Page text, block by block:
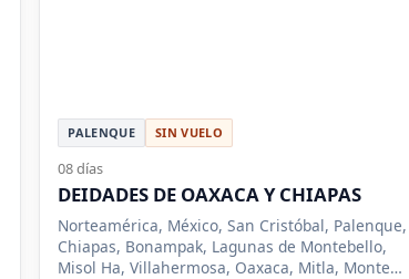
PALENQUE SIN VUELO
08 días
DEIDADES DE OAXACA Y CHIAPAS
Norteamérica, México, San Cristóbal, Palenque,
Chiapas, Bonampak, Lagunas de Montebello,
Misol Ha, Villahermosa, Oaxaca, Mitla, Monte